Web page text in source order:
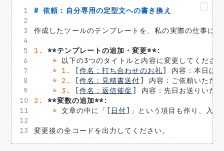
# 依頼：自分専用の定型文への書き換え
作成したツールのテンプレートを、私の実際の仕事に
1. **テンプレートの追加・変更**:
* 以下の3つのタイトルと内容に変更してくださ
*
1. [件名：打ち合わせのお礼] 内容：本日は
*
2. [件名：見積書送付 ] 内容：ご依頼いただ
*
3. [件名：返信催促 ] 内容：先日お送りいた
2.
**変数の追加**:
* 文章の中に「[ 日付]」という項目も作り、入力
変更後の全コードを出力してください。